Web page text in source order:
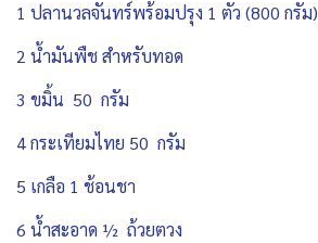
1 ปลานวลจันทร์พร้อมปรุง 1 ตัว (800 กรัม)
2 น้ำมันพืช สำหรับทอด
3 ขมิ้น 50 กรัม
4 กระเทียมไทย 50 กรัม
5 เกลือ 1 ช้อนชา
6 น้ำสะอาด ½ ถ้วยตวง